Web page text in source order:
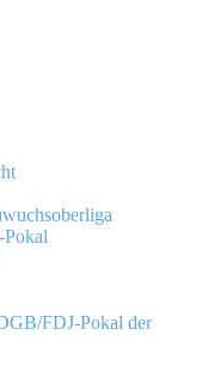
Pokal
FDJ-Pokal der